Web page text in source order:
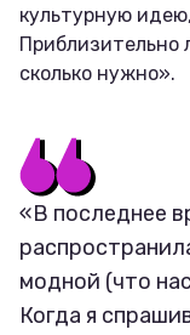
культурную
Приблизительно
сколько нужно».
«В последнее
модной (что
Когда я